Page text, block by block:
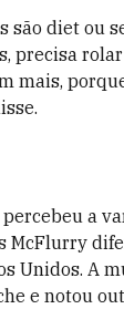
são diet ou
precisa
mais,
a
McFlurry
Unidos. A
e notou